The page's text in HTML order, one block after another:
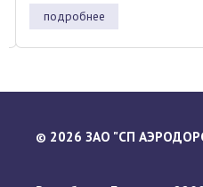
подробнее
© 2026 ЗАО "СП